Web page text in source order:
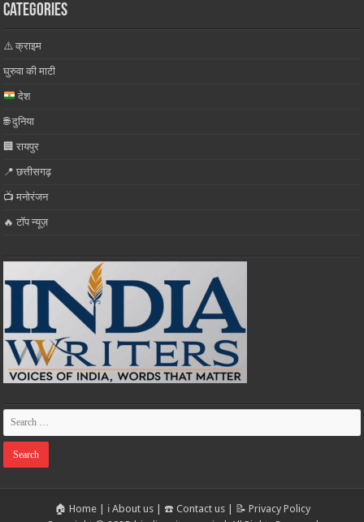
Categories
⚠️ क्राइम
घुरुवा की माटी
देश
🌐 दुनिया
🏢 रायपुर
📍 छत्तीसगढ़
📺 मनोरंजन
🔥 टॉप न्यूज़
🏠 Home| ℹ️ About us| ☎️ Contact us| 📝 Privacy Policy